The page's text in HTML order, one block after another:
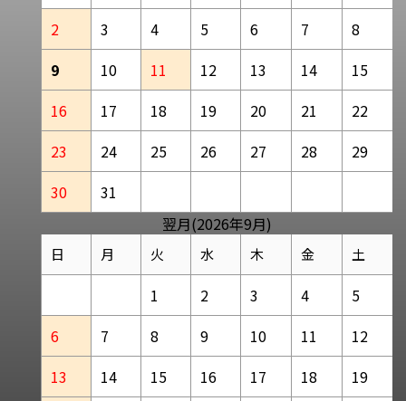
2
3 4 5 6 7
8
9
10 11 12 13 14
15
16
17 18 19 20 21
22
23
24 25 26 27 28
29
30
31
翌月(2026年9月)
日 月 火 水 木 金 土
1 2 3 4
5
6
7 8 9 10 11
12
13
14 15 16 17 18
19